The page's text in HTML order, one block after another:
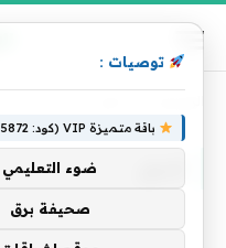
توصيات :
باقة متميزة VIP (كود: AA35872):
ضوء التعليمي
صحيفة برق